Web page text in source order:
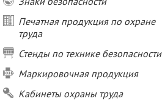
Печатная продукция по охране
труда
Стенды по технике безопасности
Маркировочная продукция
Кабинеты охраны труда